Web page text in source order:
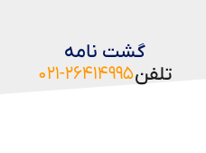
گشت نامه
تلفن۰۲۱-۲۶۴۱۴۹۹۵